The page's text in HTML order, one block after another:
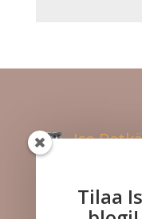
Iso
Tilaa